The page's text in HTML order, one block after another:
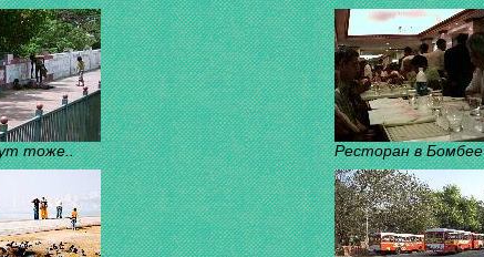
тоже.. Ресторан в Бомбее